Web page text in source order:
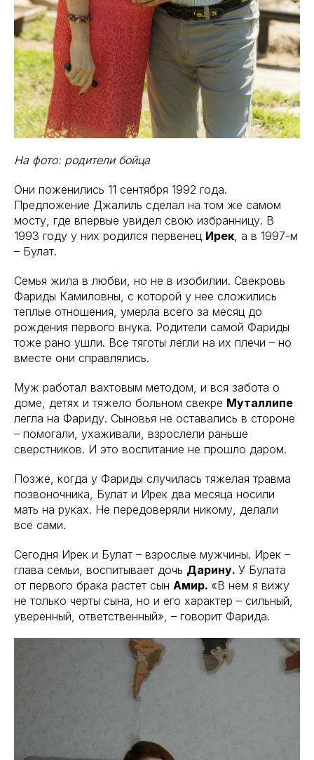
На фото: родители бойца
Они поженились 11 сентября 1992 года.
Предложение Джалиль сделал на том же самом
мосту, где впервые увидел свою избранницу. В
1993 году у них родился первенец Ирек, а в 1997-м
– Булат.
Семья жила в любви, но не в изобилии. Свекровь
Фариды Камиловны, с которой у нее сложились
теплые отношения, умерла всего за месяц до
рождения первого внука. Родители самой Фариды
тоже рано ушли. Все тяготы легли на их плечи – но
вместе они справлялись.
Муж работал вахтовым методом, и вся забота о
доме, детях и тяжело больном свекре Муталлипе
легла на Фариду. Сыновья не оставались в стороне
– помогали, ухаживали, взрослели раньше
сверстников. И это воспитание не прошло даром.
Позже, когда у Фариды случилась тяжелая травма
позвоночника, Булат и Ирек два месяца носили
мать на руках. Не передоверяли никому, делали
всё сами.
Сегодня Ирек и Булат – взрослые мужчины. Ирек –
глава семьи, воспитывает дочь Дарину. У Булата
от первого брака растет сын Амир. «В нем я вижу
не только черты сына, но и его характер – сильный,
уверенный, ответственный», – говорит Фарида.